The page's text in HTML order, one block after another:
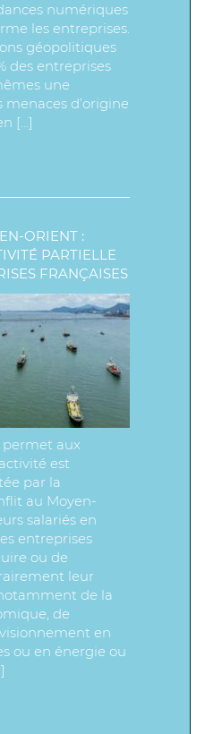
numériques
les entreprises.
géopolitiques
des entreprises
une
d’origine
[…]
ORIENT :
PARTIELLE
FRANÇAISES
aux
est
par la
au Moyen-
salariés en
entreprises
ou de
leur
de la
de
en
ou en énergie ou